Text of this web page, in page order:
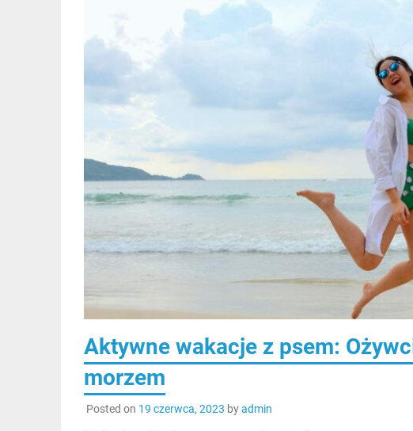
Aktywne wakacje z psem:
morzem
Posted on 19 czerwca, 2023 byadmin